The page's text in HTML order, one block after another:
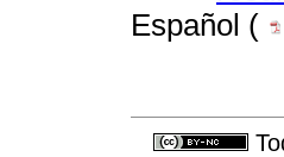
Español (